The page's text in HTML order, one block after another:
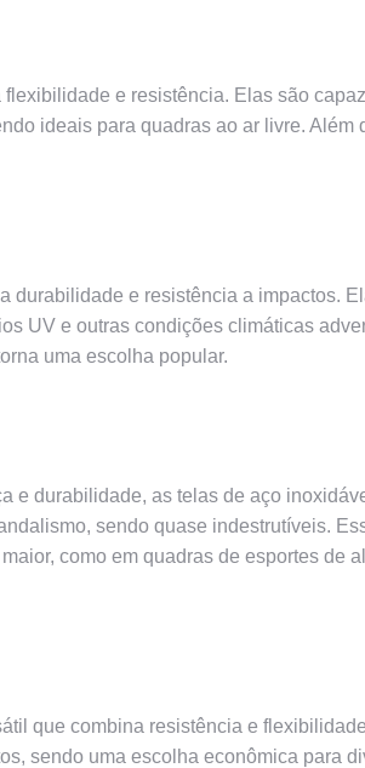
e resistência. Elas são
ideais para quadras ao ar livre. Além
durabilidade e resistência a impactos.
UV e outras condições climáticas
uma escolha popular.
e durabilidade, as telas de aço
sendo quase indestrutíveis.
como em quadras de esportes de
que combina resistência e
sendo uma escolha econômica para